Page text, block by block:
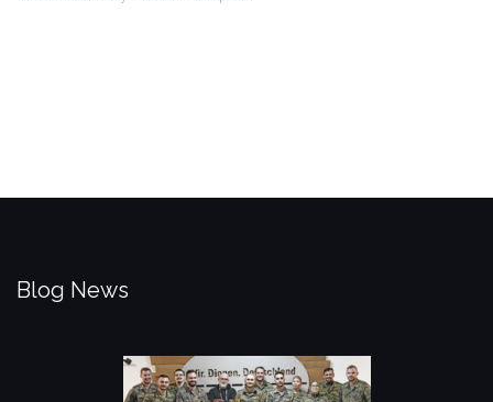
Blog News